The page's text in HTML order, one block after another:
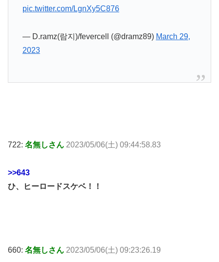
pic.twitter.com/LgnXy5C876
— D.ramz(람지)/fevercell (@dramz89) March 29,
2023
722: 名無しさん 2023/05/06(土) 09:44:58.83
>>643
ひ、ヒーロードスケベ！！
660: 名無しさん 2023/05/06(土) 09:23:26.19